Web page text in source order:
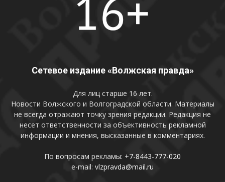
Сетевое издание «Волжская правда»
Для лиц старше 16 лет.
Новости Волжского и Волгоградской области. Материалы
не всегда отражают точку зрения редакции. Редакция не
несет ответственности за объективность рекламной
информации и мнения, высказанные в комментариях.
По вопросам рекламы: +7-8443-777-020
e-mail: vlzpravda@mail.ru